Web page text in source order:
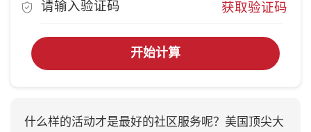
获取验证码
开始计算
什么样的活动才是最好的社区服务呢？美国顶尖大